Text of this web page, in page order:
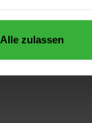
Alle zulassen